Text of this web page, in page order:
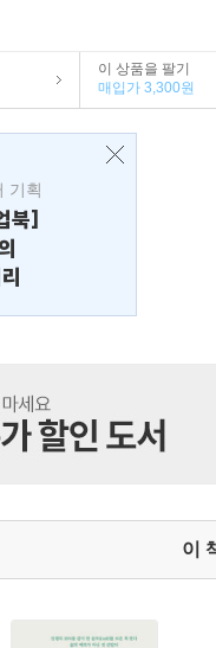
이 상품을 팔기
매입가 3,300원
기획
북]
이